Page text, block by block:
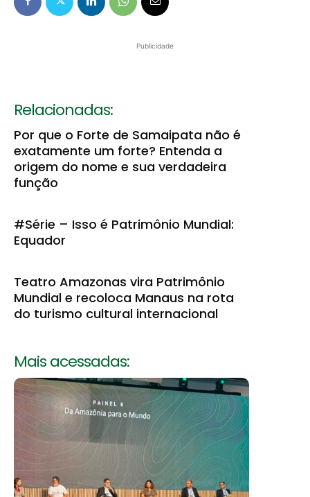
Publicidade
Relacionadas:
Por que o Forte de Samaipata não é
exatamente um forte? Entenda a
origem do nome e sua verdadeira
função
#Série – Isso é Patrimônio Mundial:
Equador
Teatro Amazonas vira Patrimônio
Mundial e recoloca Manaus na rota
do turismo cultural internacional
Mais acessadas: